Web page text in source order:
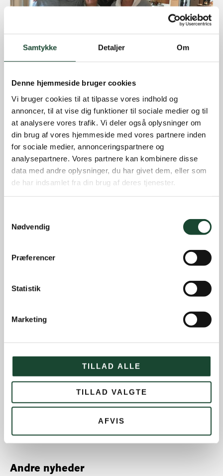
Samtykke Detaljer Om
Denne hjemmeside bruger cookies
Vi bruger cookies til at tilpasse vores indhold og
annoncer, til at vise dig funktioner til sociale medier og til
at analysere vores trafik. Vi deler også oplysninger om
din brug af vores hjemmeside med vores partnere inden
for sociale medier, annonceringspartnere og
analysepartnere. Vores partnere kan kombinere disse
data med andre oplysninger, du har givet dem, eller som
de har indsamlet fra din brug af deres tjenester.
Nødvendig
Præferencer
Statistik
Marketing
TILLAD ALLE
TILLAD VALGTE
AFVIS
Andre nyheder